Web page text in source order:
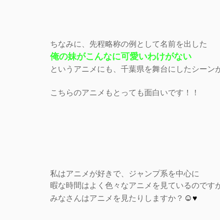
ちなみに、先程略称の例として名前を出した
俺の妹がこんなに可愛いわけがない
というアニメにも、千葉県を舞台にしたシーン
こちらのアニメもとっても面白いです！！
私はアニメが好きで、ジャンプ系を中心に
暇な時間はよく色々なアニメを見ているのです
みなさんはアニメを見たりしますか？ ☺♥